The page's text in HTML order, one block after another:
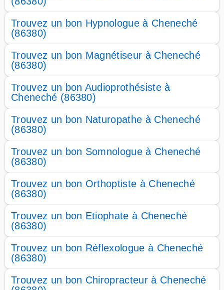
Trouvez un bon Hypnologue à Cheneché
(86380)
Trouvez un bon Magnétiseur à Cheneché
(86380)
Trouvez un bon Audioprothésiste à
Cheneché (86380)
Trouvez un bon Naturopathe à Cheneché
(86380)
Trouvez un bon Somnologue à Cheneché
(86380)
Trouvez un bon Orthoptiste à Cheneché
(86380)
Trouvez un bon Etiophate à Cheneché
(86380)
Trouvez un bon Réflexologue à Cheneché
(86380)
Trouvez un bon Chiropracteur à Cheneché